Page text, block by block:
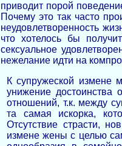
приводит порой
Почему это так часто
неудовлетворенность
что хотелось бы
сексуальное
нежелание идти на
К супружеской измене
унижение достоинства
отношений, т.к. между
та самая искорка,
Отсутствие страсти,
измене жены с целью